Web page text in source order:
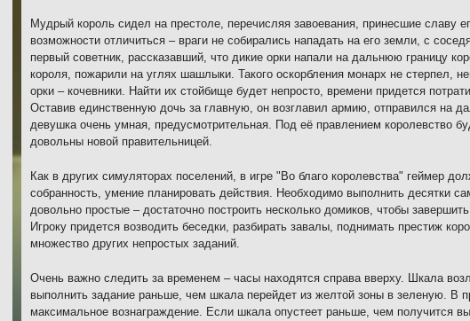
Мудрый король сидел на престоле, перечисляя завоевания, принесшие славу
возможности отличиться – враги не собирались нападать на его земли, с
первый советник, рассказавший, что дикие орки напали на дальнюю границу
короля, пожарили на углях шашлыки. Такого оскорбления монарх не стерпел,
орки – кочевники. Найти их стойбище будет непросто, времени придется
Оставив единственную дочь за главную, он возглавил армию, отправился на
девушка очень умная, предусмотрительная. Под её правлением королевство
довольны новой правительницей.
Как в других симуляторах поселений, в игре "Во благо королевства" геймер
собранность, умение планировать действия. Необходимо выполнить десятки
довольно простые – достаточно построить несколько домиков, чтобы
Игроку придется возводить беседки, разбирать завалы, поднимать престиж
множество других непростых заданий.
Очень важно следить за временем – часы находятся справа вверху. Шкала
выполнить задание раньше, чем шкала перейдет из желтой зоны в зеленую. В
максимальное вознаграждение. Если шкала опустеет раньше, чем получится